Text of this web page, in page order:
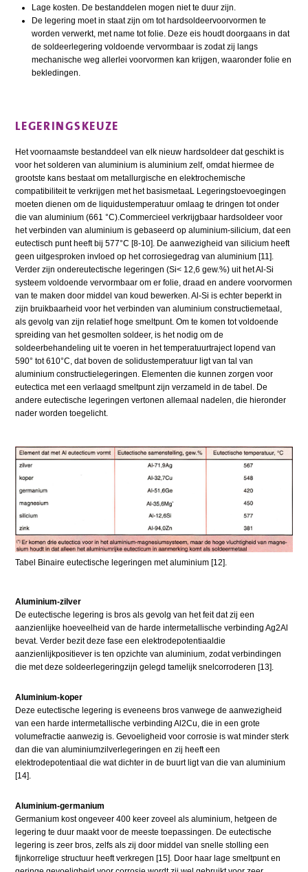
Lage kosten. De bestanddelen mogen niet te duur zijn.
De legering moet in staat zijn om tot hardsoldeervoorvormen te
worden verwerkt, met name tot folie. Deze eis houdt doorgaans in dat
de soldeerlegering voldoende vervormbaar is zodat zij langs
mechanische weg allerlei voorvormen kan krijgen, waaronder folie en
bekledingen.
LEGERINGSKEUZE
Het voornaamste bestanddeel van elk nieuw hardsoldeer dat geschikt is
voor het solderen van aluminium is aluminium zelf, omdat hiermee de
grootste kans bestaat om metallurgische en elektrochemische
compatibiliteit te verkrijgen met het basismetaaL Legeringstoevoegingen
moeten dienen om de liquidustemperatuur omlaag te dringen tot onder
die van aluminium (661 °C).Commercieel verkrijgbaar hardsoldeer voor
het verbinden van aluminium is gebaseerd op aluminium-silicium, dat een
eutectisch punt heeft bij 577°C [8-10]. De aanwezigheid van silicium heeft
geen uitgesproken invloed op het corrosiegedrag van aluminium [11].
Verder zijn ondereutectische legeringen (Si< 12,6 gew.%) uit het Al-Si
systeem voldoende vervormbaar om er folie, draad en andere voorvormen
van te maken door middel van koud bewerken. Al-Si is echter beperkt in
zijn bruikbaarheid voor het verbinden van aluminium constructiemetaal,
als gevolg van zijn relatief hoge smeltpunt. Om te komen tot voldoende
spreiding van het gesmolten soldeer, is het nodig om de
soldeerbehandeling uit te voeren in het temperatuurtraject lopend van
590° tot 610°C, dat boven de solidustemperatuur ligt van tal van
aluminium constructielegeringen. Elementen die kunnen zorgen voor
eutectica met een verlaagd smeltpunt zijn verzameld in de tabel. De
andere eutectische legeringen vertonen allemaal nadelen, die hieronder
nader worden toegelicht.
Tabel Binaire eutectische legeringen met aluminium [12].
Aluminium-zilver
De eutectische legering is bros als gevolg van het feit dat zij een
aanzienlijke hoeveelheid van de harde intermetallische verbinding Ag2Al
bevat. Verder bezit deze fase een elektrodepotentiaaldie
aanzienlijkpositiever is ten opzichte van aluminium, zodat verbindingen
die met deze soldeerlegeringzijn gelegd tamelijk snelcorroderen [13].
Aluminium-koper
Deze eutectische legering is eveneens bros vanwege de aanwezigheid
van een harde intermetallische verbinding Al2Cu, die in een grote
volumefractie aanwezig is. Gevoeligheid voor corrosie is wat minder sterk
dan die van aluminiumzilverlegeringen en zij heeft een
elektrodepotentiaal die wat dichter in de buurt ligt van die van aluminium
[14].
Aluminium-germanium
Germanium kost ongeveer 400 keer zoveel als aluminium, hetgeen de
legering te duur maakt voor de meeste toepassingen. De eutectische
legering is zeer bros, zelfs als zij door middel van snelle stolling een
fijnkorrelige structuur heeft verkregen [15]. Door haar lage smeltpunt en